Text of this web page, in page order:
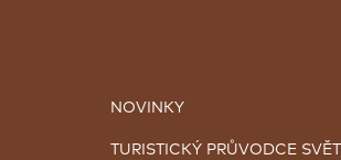
NOVINKY
TURISTICKÝ PRŮVODCE